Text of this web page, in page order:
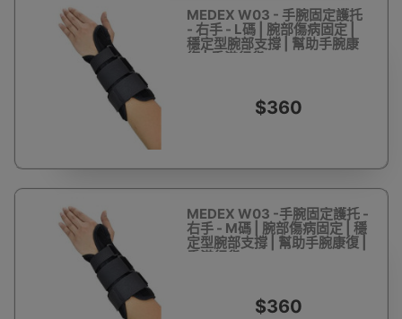
MEDEX W03 - 手腕固定護托
- 右手 - L碼 | 腕部傷病固定 |
穩定型腕部支撐 | 幫助手腕康
復 | 香港行貨
$360
MEDEX W03 -手腕固定護托 -
右手 - M碼 | 腕部傷病固定 | 穩
定型腕部支撐 | 幫助手腕康復 |
香港行貨
$360